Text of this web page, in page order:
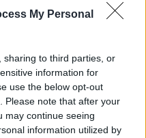
My Personal
sharing to third parties, or
information for
use the below opt-out
Please note that after your
may continue seeing
information utilized by
I messaggi inclusi nei
inviati dai singoli lettori che
senza filtro preventivo. I commenti
rimossi in automatico dal